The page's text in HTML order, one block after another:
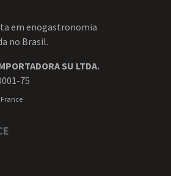
em enogastronomia
no Brasil.
SU LTDA.
75